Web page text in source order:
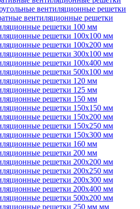
вентиляционные решетки
вентиляционные решетки
решетки 100 мм
решетки 100х100 мм
решетки 100х200 мм
решетки 300х100 мм
решетки 100х400 мм
решетки 500х100 мм
решетки 120 мм
решетки 125 мм
решетки 150 мм
решетки 150х150 мм
решетки 150х200 мм
решетки 150х250 мм
решетки 150х300 мм
решетки 160 мм
решетки 200 мм
решетки 200х200 мм
решетки 200х250 мм
решетки 200х300 мм
решетки 200х400 мм
решетки 500х200 мм
решетки 250 мм мм